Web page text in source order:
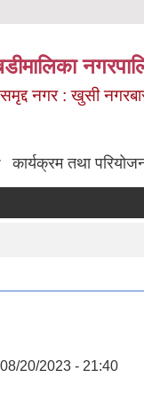
नगर : खुसी
कार्यक्रम तथा
20/2023 - 21:40